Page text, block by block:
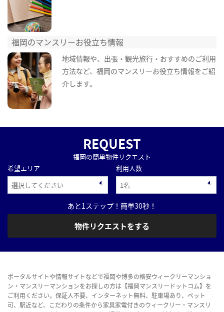
福岡のマンスリーお役立ち情報
地域情報や、出張・観光旅行・おすすめのご利用
方法など、福岡のマンスリーお役立ち情報をご紹
介します。
REQUEST
福岡の簡単物件リクエスト
希望エリア
利用人数
あと1ステップ！簡単30秒！
物件リクエストをする
ポータルサイトや情報サイトなどで福岡や博多の格安ウィークリーマンショ
ン・マンスリーマンションをお探しの方は【福岡マンスリードットコム】を
ご利用ください。保証人不要、インターネット無料、駐車場あり、ペット
可、駅近など、こだわりの条件から家具家電付きのウィークリー・マンスリ